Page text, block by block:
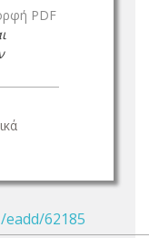
PDF
eadd/62185